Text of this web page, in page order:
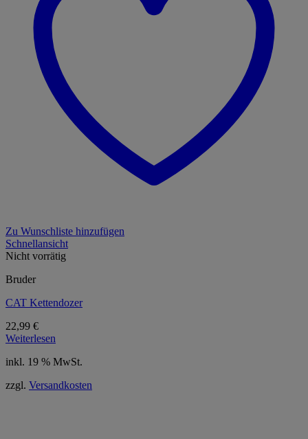
Zu Wunschliste hinzufügen
Schnellansicht
Nicht vorrätig
Bruder
CAT Kettendozer
22,99 €
Weiterlesen
inkl. 19 % MwSt.
zzgl. Versandkosten